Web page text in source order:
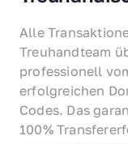
Alle
Treuhandteam
professionell
erfolgreichen
Codes. Das
100%